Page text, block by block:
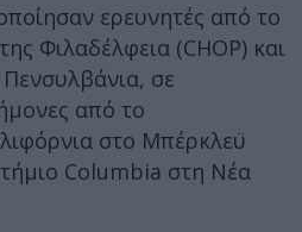
ερευνητές από το
Φιλαδέλφεια (CHOP) και
σε
από το
στο Μπέρκλεϋ
Columbia στη Νέα